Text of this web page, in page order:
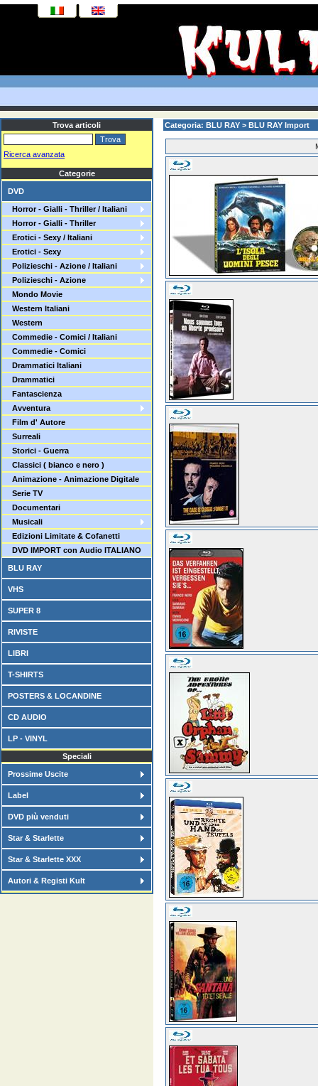
Trova articoli
Ricerca avanzata
Categorie
DVD
Horror - Gialli - Thriller / Italiani
Horror - Gialli - Thriller
Erotici - Sexy / Italiani
Erotici - Sexy
Polizieschi - Azione / Italiani
Polizieschi - Azione
Mondo Movie
Western Italiani
Western
Commedie - Comici / Italiani
Commedie - Comici
Drammatici Italiani
Drammatici
Fantascienza
Avventura
Film d' Autore
Surreali
Storici - Guerra
Classici ( bianco e nero )
Animazione - Animazione Digitale
Serie TV
Documentari
Musicali
Edizioni Limitate & Cofanetti
DVD IMPORT con Audio ITALIANO
BLU RAY
VHS
SUPER 8
RIVISTE
LIBRI
T-SHIRTS
POSTERS & LOCANDINE
CD AUDIO
LP - VINYL
Speciali
Prossime Uscite
Label
DVD più venduti
Star & Starlette
Star & Starlette XXX
Autori & Registi Kult
Categoria: BLU RAY > BLU RAY Import